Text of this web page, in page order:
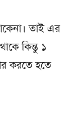
তাই এর
কিন্তু ১
করতে হতে